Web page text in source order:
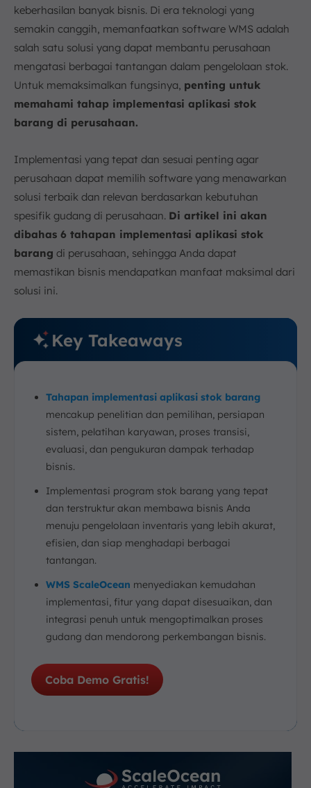
keberhasilan banyak bisnis. Di era teknologi yang
semakin canggih, memanfaatkan software WMS adalah
salah satu solusi yang dapat membantu perusahaan
mengatasi berbagai tantangan dalam pengelolaan stok.
Untuk memaksimalkan fungsinya, penting untuk
memahami tahap implementasi aplikasi stok
barang di perusahaan.
Implementasi yang tepat dan sesuai penting agar
perusahaan dapat memilih software yang menawarkan
solusi terbaik dan relevan berdasarkan kebutuhan
spesifik gudang di perusahaan. Di artikel ini akan
dibahas 6 tahapan implementasi aplikasi stok
barang di perusahaan, sehingga Anda dapat
memastikan bisnis mendapatkan manfaat maksimal dari
solusi ini.
Key Takeaways
Tahapan implementasi aplikasi stok barang
mencakup penelitian dan pemilihan, persiapan
sistem, pelatihan karyawan, proses transisi,
evaluasi, dan pengukuran dampak terhadap
bisnis.
Implementasi program stok barang yang tepat
dan terstruktur akan membawa bisnis Anda
menuju pengelolaan inventaris yang lebih akurat,
efisien, dan siap menghadapi berbagai
tantangan.
WMS ScaleOcean menyediakan kemudahan
implementasi, fitur yang dapat disesuaikan, dan
integrasi penuh untuk mengoptimalkan proses
gudang dan mendorong perkembangan bisnis.
Coba Demo Gratis!